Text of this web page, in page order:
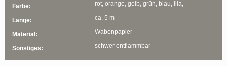
Farbe:
rot, orange, gelb, grün, blau, lila,
Länge: ca. 5 m
Material: Wabenpapier
Sonstiges: schwer entflammbar